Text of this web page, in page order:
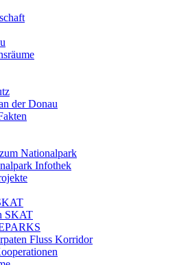
der Donau
Nationalpark
Infothek
SKAT
Fluss Korridor